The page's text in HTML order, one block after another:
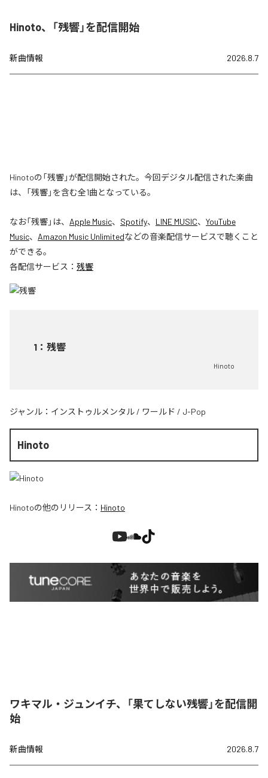
Hinoto、「残響」を配信開始
新曲情報 2026.8.7
Hinotoの「残響」が配信開始された。今回デジタル配信された楽曲
は、「残響」を含む全1曲となっている。
なお「残響」は、 Apple Music、 Spotify、 LINE MUSIC、 YouTube
Music、 Amazon Music Unlimitedなどの音楽配信サービスで聴くこと
ができる。
各配信サービス： 残響
1 ： 残響
Hinoto
ジャンル： インストゥルメンタル / ワールド / J-Pop
Hinoto
Hinotoの他のリリース： Hinoto
ワキマル・ジュンイチ、「果てしない残響」を配信開
始
新曲情報 2026.8.7